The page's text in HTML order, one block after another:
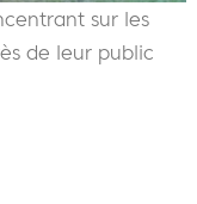
sur les
de leur public